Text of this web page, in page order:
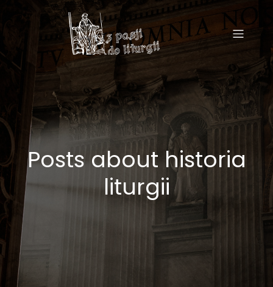
Posts about historia
liturgii